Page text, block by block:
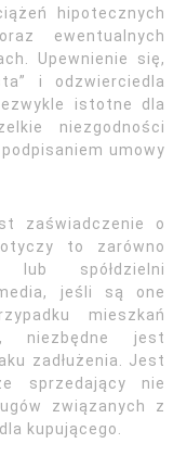
hipotecznych
ewentualnych
Upewnienie się,
i odzwierciedla
istotne dla
niezgodności
umowy
zaświadczenie o
to zarówno
spółdzielni
jeśli są one
mieszkań
niezbędne jest
zadłużenia. Jest
sprzedający nie
związanych z
kupującego.